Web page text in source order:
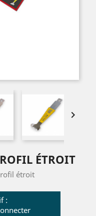

ÉTROIT
étroit
: